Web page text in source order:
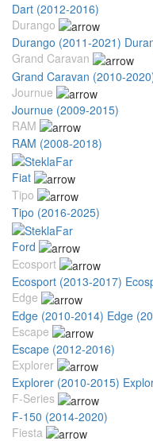
Dart (2012-2016)
Durango
Durango (2011-2021)
Grand Caravan
Grand Caravan (2010-
Journue
Journue (2009-2015)
RAM
RAM (2008-2018)
Fiat
Tipo
Tipo (2016-2025)
Ford
Ecosport
Ecosport (2013-2017)
Edge
Edge (2010-2014) Edge
Escape
Escape (2012-2016)
Explorer
Explorer (2010-2015)
F-Series
F-150 (2014-2020)
Fiesta